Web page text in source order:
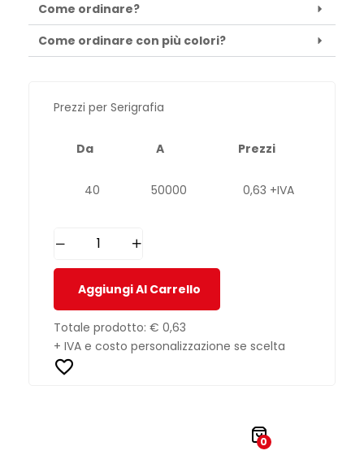
Come ordinare?
Come ordinare con più colori?
Prezzi per Serigrafia
Da A Prezzi
40 50000 0,63 +IVA
Aggiungi Al Carrello
Totale prodotto: € 0,63
+ IVA e costo personalizzazione se scelta
0